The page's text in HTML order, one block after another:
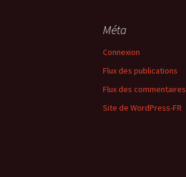
Méta
Connexion
Flux des publications
Flux des commentaires
Site de WordPress-FR